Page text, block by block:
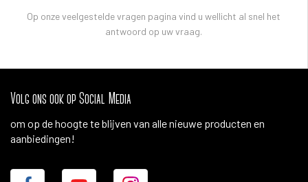
Op onze veelgestelde vragen pagina vind u wellicht al snel het
antwoord op uw vraag.
Volg ons ook op Social Media
om op de hoogte te blijven van alle nieuwe producten en
aanbiedingen!